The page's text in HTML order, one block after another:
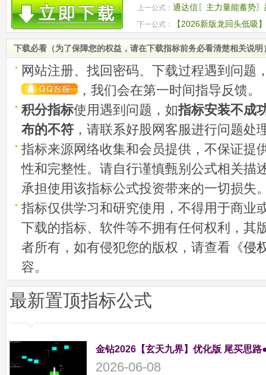
上一公式： 通达信〖主力量能蓄势
破的关键点 源码
下一公式：
【2026新版龙回头低吸
调后的二次上涨机会
下载必看（为了保障您的权益，请在下载指标前务必看清楚相关说明
网站注册、找回密码、下载过程遇到问题
，我们会在第一时间指导反馈。
积分指标使用遇到问题，如指标安装不成
布的不符 ，请联系好股网客服进行问题处
指标来源网络收集和会员提供，不保证提
性和完整性。请自行谨慎甄别公式相关描
承担使用该指标公式投资带来的一切损失
指标仅供学习和研究使用，不得用于商业
下载的指标、软件等不拥有任何权利，其
者所有，如有侵犯您的版权，请查看《侵
容。
最新置顶指标公式
金钻2026【玄天九界】优化版 尾买思
2026-06-08